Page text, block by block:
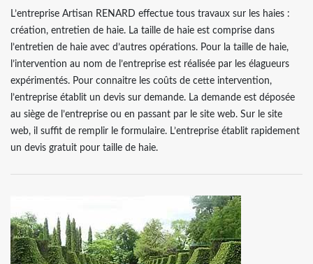
L’entreprise Artisan RENARD effectue tous travaux sur les haies :
création, entretien de haie. La taille de haie est comprise dans
l’entretien de haie avec d’autres opérations. Pour la taille de haie,
l’intervention au nom de l’entreprise est réalisée par les élagueurs
expérimentés. Pour connaitre les coûts de cette intervention,
l’entreprise établit un devis sur demande. La demande est déposée
au siège de l’entreprise ou en passant par le site web. Sur le site
web, il suffit de remplir le formulaire. L’entreprise établit rapidement
un devis gratuit pour taille de haie.